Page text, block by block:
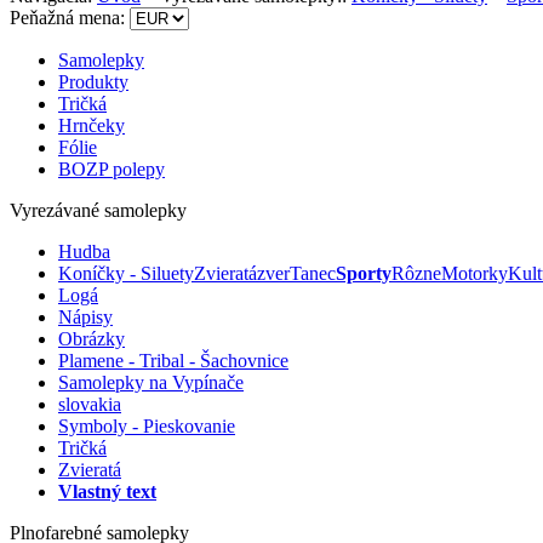
Peňažná mena:
Samolepky
Produkty
Tričká
Hrnčeky
Fólie
BOZP polepy
Vyrezávané samolepky
Hudba
Koníčky - SiluetyZvieratázverTanecSportyRôzneMotorky
Logá
Nápisy
Obrázky
Plamene - Tribal - Šachovnice
Samolepky na Vypínače
slovakia
Symboly - Pieskovanie
Tričká
Zvieratá
Vlastný text
Plnofarebné samolepky